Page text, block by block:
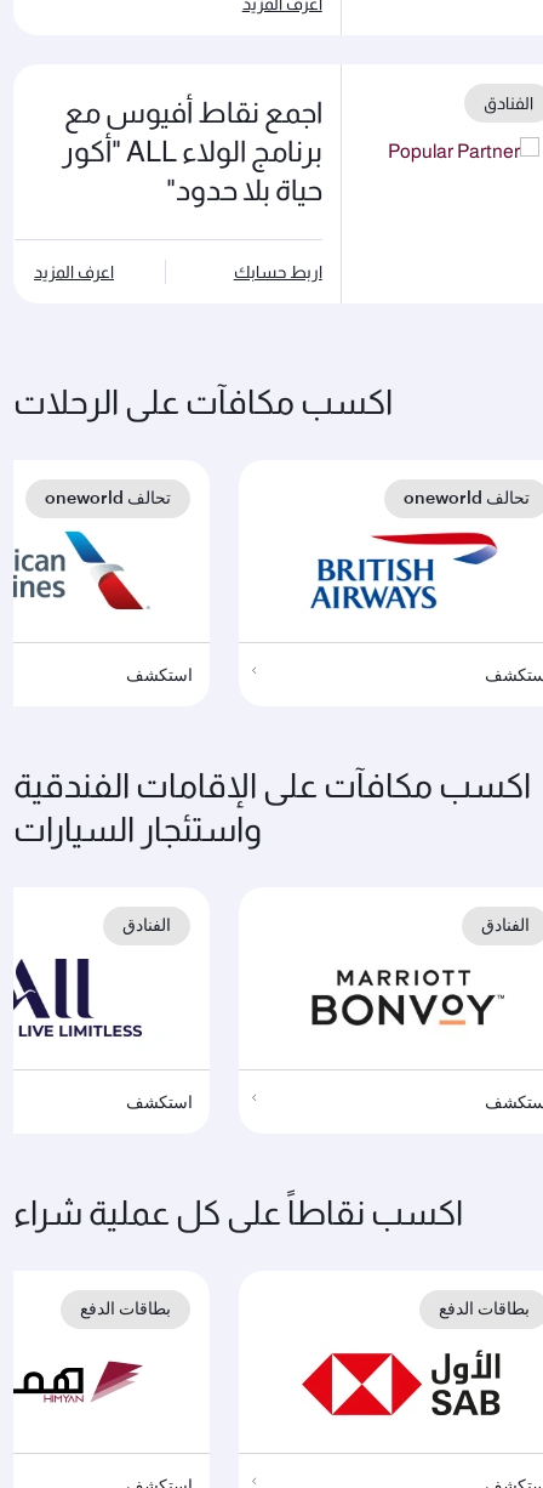
الفنادق
اجمع نقاط أفيوس مع
برنامج الولاء ALL "أكور
حياة بلا حدود"
اربط حسابك اعرف المزيد
اكسب مكافآت على الرحلات
تحالف oneworld
استكشف
تحالف oneworld
اكسب مكافآت على الإقامات الفندقية
واستئجار السيارات
الفنادق
استكشف
الفنادق
اكسب نقاطاً على كل عملية شراء
بطاقات الدفع بطاقات الدفع